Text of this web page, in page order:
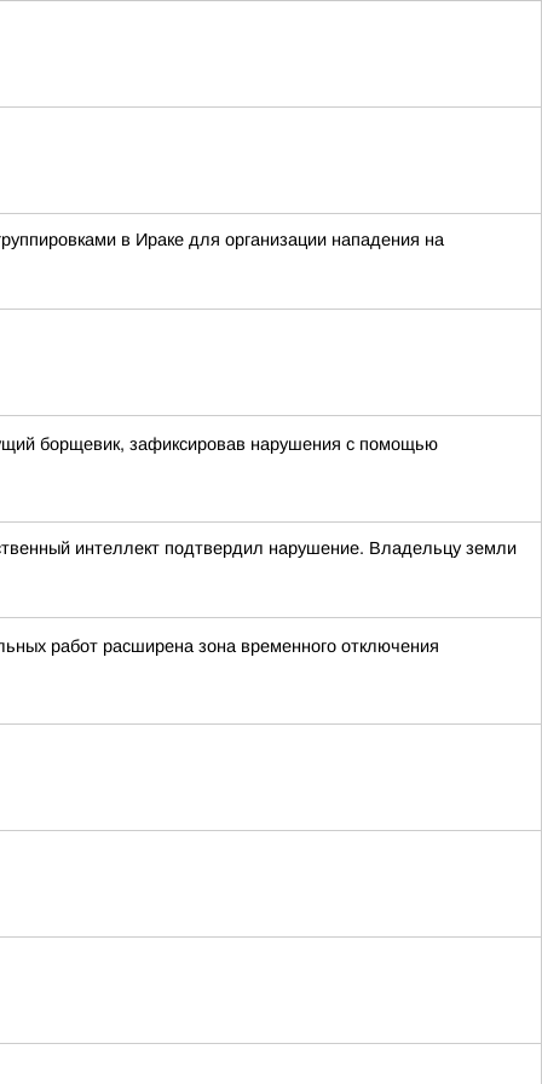
в Ираке для организации нападения на
борщевик, зафиксировав нарушения с помощью
интеллект подтвердил нарушение. Владельцу земли
работ расширена зона временного отключения